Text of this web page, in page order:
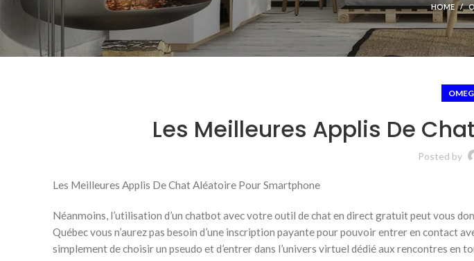
HOME
Les Meilleures Applis De
Posted by
Les Meilleures Applis De Chat Aléatoire Pour Smartphone
Néanmoins, l’utilisation d’un chatbot avec votre outil de chat en direct gratuit peut vous
Québec vous n’aurez pas besoin d’une inscription payante pour pouvoir entrer en contact
simplement de choisir un pseudo et d’entrer dans l’univers virtuel dédié aux rencontres en